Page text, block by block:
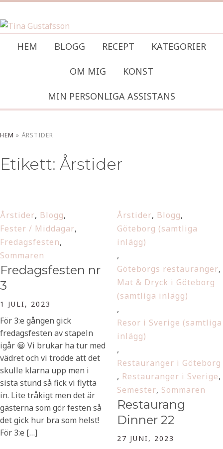
HEM BLOGG RECEPT KATEGORIER
OM MIG KONST
MIN PERSONLIGA ASSISTANS
HEM » ÅRSTIDER
Etikett: Årstider
Årstider, Blogg,
Fester / Middagar,
Fredagsfesten,
Sommaren
Fredagsfesten nr
3
1 JULI, 2023
För 3:e gången gick
fredagsfesten av stapeln
igår 😀 Vi brukar ha tur med
vädret och vi trodde att det
skulle klarna upp men i
sista stund så fick vi flytta
in. Lite tråkigt men det är
gästerna som gör festen så
det gick hur bra som helst!
För 3:e […]
Årstider, Blogg,
Göteborg (samtliga
inlägg)
,
Göteborgs restauranger,
Mat & Dryck i Göteborg
(samtliga inlägg)
,
Resor i Sverige (samtliga
inlägg)
,
Restauranger i Göteborg
, Restauranger i Sverige,
Semester, Sommaren
Restaurang
Dinner 22
27 JUNI, 2023